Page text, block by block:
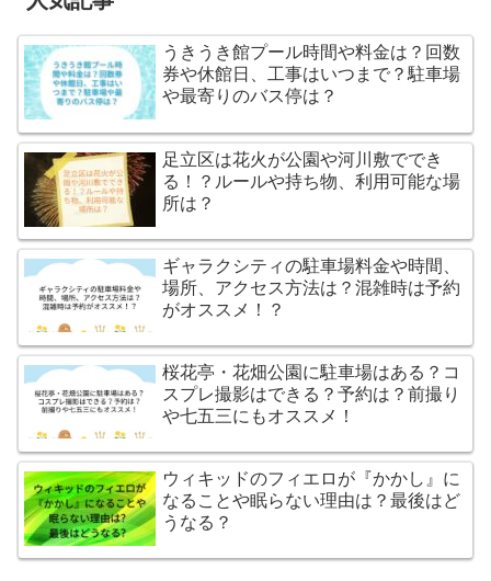
うきうき館プール時間や料金は？回数
券や休館日、工事はいつまで？駐車場
や最寄りのバス停は？
足立区は花火が公園や河川敷ででき
る！？ルールや持ち物、利用可能な場
所は？
ギャラクシティの駐車場料金や時間、
場所、アクセス方法は？混雑時は予約
がオススメ！？
桜花亭・花畑公園に駐車場はある？コ
スプレ撮影はできる？予約は？前撮り
や七五三にもオススメ！
ウィキッドのフィエロが『かかし』に
なることや眠らない理由は？最後はど
うなる？